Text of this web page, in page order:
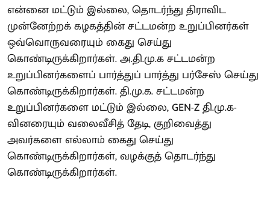
என்னை மட்டும் இல்லை, தொடர்ந்து திராவிட
முன்னேற்றக் கழகத்தின் சட்டமன்ற உறுப்பினர்கள்
ஒவ்வொருவரையும் கைது செய்து
கொண்டிருக்கிறார்கள். அ.தி.மு.க சட்டமன்ற
உறுப்பினர்களைப் பார்த்துப் பார்த்து பர்சேஸ் செய்து
கொண்டிருக்கிறார்கள். தி.மு.க. சட்டமன்ற
உறுப்பினர்களை மட்டும் இல்லை, GEN-Z தி.மு.க-
வினரையும் வலைவீசித் தேடி, குறிவைத்து
அவர்களை எல்லாம் கைது செய்து
கொண்டிருக்கிறார்கள், வழக்குத் தொடர்ந்து
கொண்டிருக்கிறார்கள்.